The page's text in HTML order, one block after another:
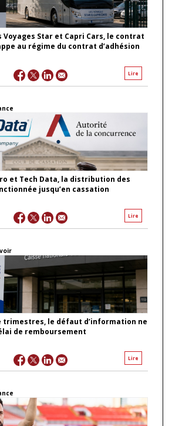
Voyages Star et Capri Cars, le contrat
au régime du contrat d’adhésion
Lire
et Tech Data, la distribution des
jusqu’en cassation
Lire
trimestres, le défaut d’information ne
de remboursement
Lire